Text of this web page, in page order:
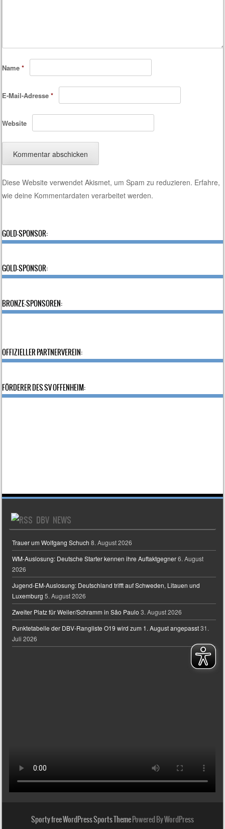
Name*
E-Mail-Adresse*
Website
Diese Website verwendet Akismet, um Spam zu reduzieren. Erfahre,
wie deine Kommentardaten verarbeitet werden.
GOLD-SPONSOR:
GOLD-SPONSOR:
BRONZE-SPONSOREN:
OFFIZIELLER PARTNERVEREIN:
FÖRDERER DES SV OFFENHEIM:
DBV NEWS
Trauer um Wolfgang Schuch 8. August 2026
WM-Auslosung: Deutsche Starter kennen ihre Auftaktgegner 6. August
2026
Jugend-EM-Auslosung: Deutschland trifft auf Schweden, Litauen und
Luxemburg 5. August 2026
Zweiter Platz für Weiler/Schramm in São Paulo 3. August 2026
Punktetabelle der DBV-Rangliste O19 wird zum 1. August angepasst 31.
Juli 2026
Sporty free WordPress Sports ThemePowered By WordPress